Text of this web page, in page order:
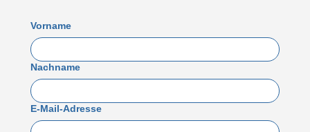
Vorname
Nachname
E-Mail-Adresse